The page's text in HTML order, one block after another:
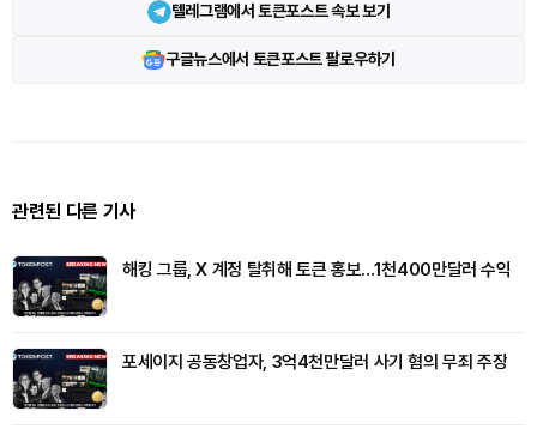
텔레그램에서 토큰포스트 속보 보기
구글뉴스에서 토큰포스트 팔로우하기
관련된 다른 기사
해킹 그룹, X 계정 탈취해 토큰 홍보…1천400만달러 수익
포세이지 공동창업자, 3억4천만달러 사기 혐의 무죄 주장